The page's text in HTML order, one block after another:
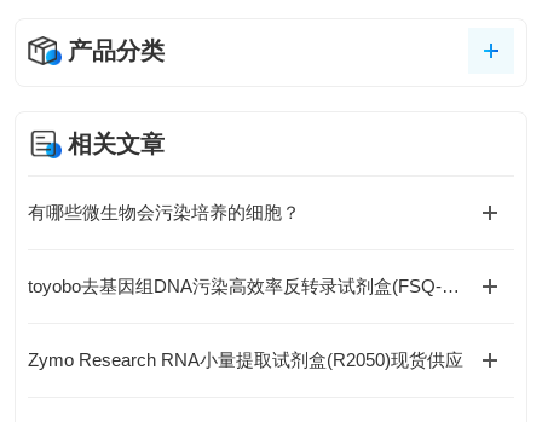
产品分类
相关文章
有哪些微生物会污染培养的细胞？
toyobo去基因组DNA污染高效率反转录试剂盒(FSQ-301)现货供应
Zymo Research RNA小量提取试剂盒(R2050)现货供应